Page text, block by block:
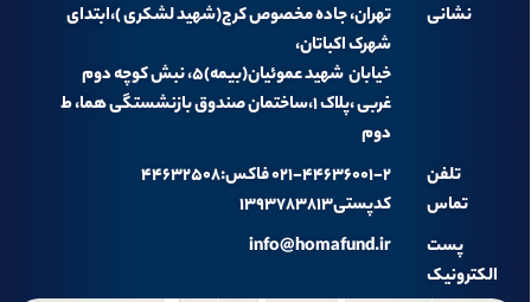
نشانی
تهران، جاده مخصوص کرج(شهید لشکری )،ابتدای
شهرک اکباتان،
خیابان شهید عموئیان(بیمه)۵، نبش کوچه دوم
غربی ،پلاک ۱،ساختمان صندوق بازنشستگی هما، ط
دوم
تلفن
تماس
۰۲۱-۴۴۶۳۶۰۰۱-۲ فاکس:۴۴۶۳۲۵۰۸
کدپستی۱۳۹۳۷۸۳۸۱۳
پست
الکترونیک
info@homafund.ir